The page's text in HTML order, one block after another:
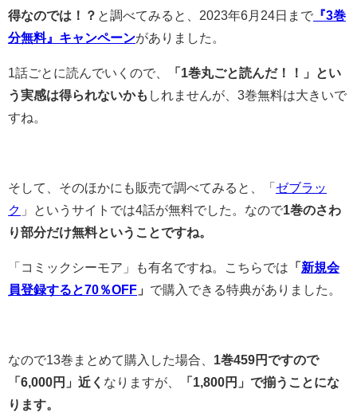
得なのでは！？ と調べてみると、2023年6月24日まで 『3巻
分無料』キャンペーンがありました。
1話ごとに読んでいくので、
「1巻丸ごと読んだ！！」とい
う実感は得られないかも しれませんが、3巻無料は大きいで
すね。
そして、そのほかにも販売で調べてみると、「 ゼブラッ
ク 」というサイトでは4話が無料でした。なので1巻のさわ
り部分だけ無料ということですね。
「コミックシーモア」も有名ですね。こちらでは 「 新規会
員登録すると70％OFF 」 で購入できる特典がありました。
なので13巻まとめて購入した場合、 1巻459円ですので
「6,000円」近く なりますが、
「1,800円」で揃うことにな
ります。